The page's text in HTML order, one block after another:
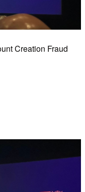
Creation Fraud